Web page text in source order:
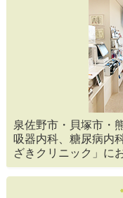
泉佐野市・貝塚市・
吸器内科、糖尿病内
ざきクリニック」に